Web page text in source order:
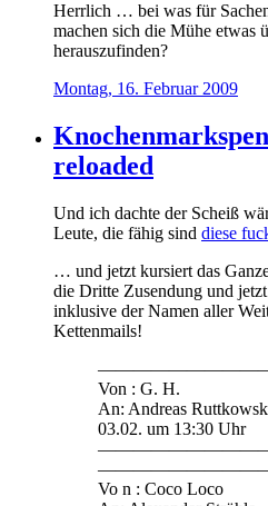
Herrlich … bei was für
machen sich die Mühe etwas
herauszufinden?
Montag, 16. Februar 2009
reloaded
Und ich dachte der Scheiß
Leute, die fähig sind diese
… und jetzt kursiert das
die Dritte Zusendung und
inklusive der Namen aller
Kettenmails!
Von : G. H.
An: Andreas
03.02. um 13:30 Uhr
Vo n : Coco Loco